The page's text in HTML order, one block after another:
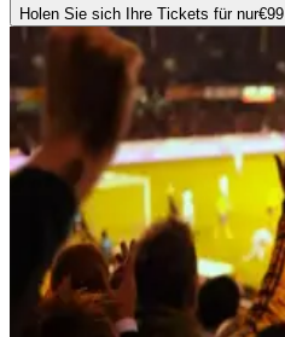
Holen Sie sich Ihre Tickets für nur€99